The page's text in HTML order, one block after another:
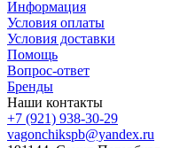
Информация
Условия оплаты
Условия доставки
Помощь
Вопрос-ответ
Бренды
Наши контакты
+7 (921) 938-30-29
vagonchikspb@yandex.ru